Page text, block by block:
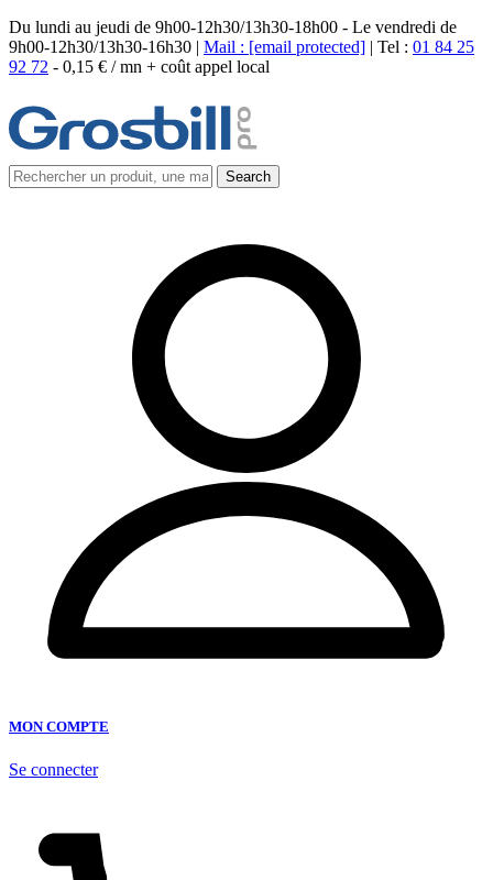
Du lundi au jeudi de 9h00-12h30/13h30-18h00 - Le vendredi de
9h00-12h30/13h30-16h30 | Mail : [email protected] | Tel : 01 84 25
92 72 - 0,15 € / mn + coût appel local
MON COMPTE
Se connecter